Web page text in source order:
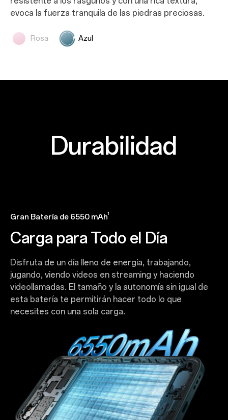
giro.
evoca la fuerza tranquila de las piedras preciosas.
Rosa Azul
Durabilidad
Gran Batería de 6550 mAh1
Carga para Todo el Día
Disfruta de un día lleno de energía, trabajando,
jugando, viendo videos en streaming y haciendo
videollamadas. El tamaño y la autonomía sin igual de
esta batería te permitirán hacer todo lo que
necesites con una sola carga.